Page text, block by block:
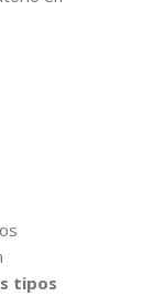
tipos